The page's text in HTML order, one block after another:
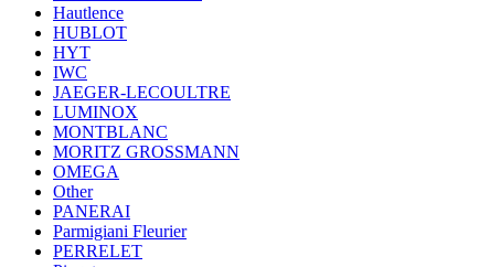
Hautlence
HUBLOT
HYT
IWC
JAEGER-LECOULTRE
LUMINOX
MONTBLANC
MORITZ GROSSMANN
OMEGA
Other
PANERAI
Parmigiani Fleurier
PERRELET